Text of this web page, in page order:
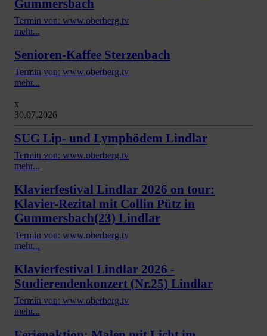
Gummersbach
Termin von: www.oberberg.tv
mehr...
Senioren-Kaffee Sterzenbach
Termin von: www.oberberg.tv
mehr...
x
30.07.2026
SUG Lip- und Lymphödem Lindlar
Termin von: www.oberberg.tv
mehr...
Klavierfestival Lindlar 2026 on tour:
Klavier-Rezital mit Collin Pütz in
Gummersbach(23) Lindlar
Termin von: www.oberberg.tv
mehr...
Klavierfestival Lindlar 2026 -
Studierendenkonzert (Nr.25) Lindlar
Termin von: www.oberberg.tv
mehr...